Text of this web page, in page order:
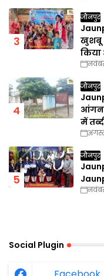
जौनपुर
खुशबू
जौनपुर
में
जौनपुर
Social Plugin